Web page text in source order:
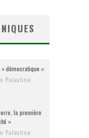
démocratique »
Palestine
la première
»
Palestine